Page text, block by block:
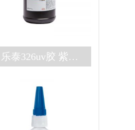
乐泰326uv胶 紫外
6胶水 高强度结构
胶